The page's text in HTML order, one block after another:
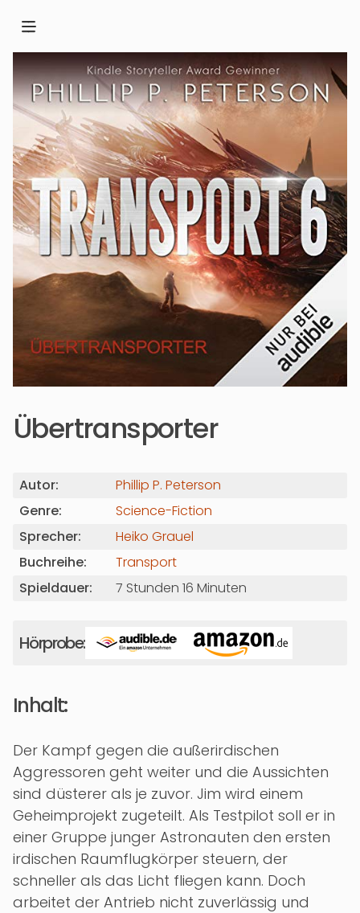
Übertransporter
Autor:
Phillip P. Peterson
Genre:
Science-Fiction
Sprecher:
Heiko Grauel
Buchreihe:
Transport
Spieldauer:
7 Stunden 16 Minuten
Hörprobe:
Inhalt:
Der Kampf gegen die außerirdischen
Aggressoren geht weiter und die Aussichten
sind düsterer als je zuvor. Jim wird einem
Geheimprojekt zugeteilt. Als Testpilot soll er in
einer Gruppe junger Astronauten den ersten
irdischen Raumflugkörper steuern, der
schneller als das Licht fliegen kann. Doch
arbeitet der Antrieb nicht zuverlässig und